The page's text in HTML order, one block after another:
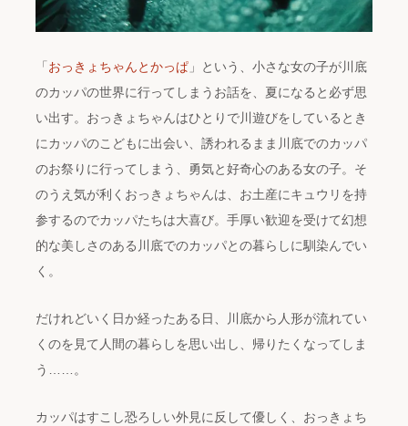
「 おっきょちゃんとかっぱ 」という、小さな女の子が川底
のカッパの世界に行ってしまうお話を、夏になると必ず思
い出す。おっきょちゃんはひとりで川遊びをしているとき
にカッパのこどもに出会い、誘われるまま川底でのカッパ
のお祭りに行ってしまう、勇気と好奇心のある女の子。そ
のうえ気が利くおっきょちゃんは、お土産にキュウリを持
参するのでカッパたちは大喜び。手厚い歓迎を受けて幻想
的な美しさのある川底でのカッパとの暮らしに馴染んでい
く。
だけれどいく日か経ったある日、川底から人形が流れてい
くのを見て人間の暮らしを思い出し、帰りたくなってしま
う……。
カッパはすこし恐ろしい外見に反して優しく、おっきょち